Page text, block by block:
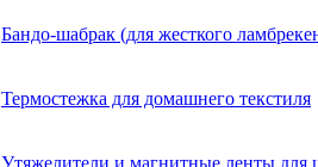
Бандо-шабрак (для жесткого
Термостежка для домашнего текстиля
Утяжелители и магнитные ленты для